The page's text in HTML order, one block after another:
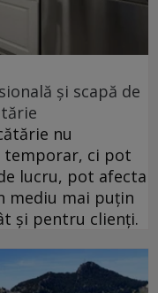
și scapă de
nu
temporar, ci pot
lucru, pot afecta
mediu mai puțin
și pentru clienți.